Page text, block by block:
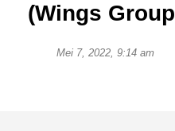
(Wings
Mei 7, 2022, 9:14 am